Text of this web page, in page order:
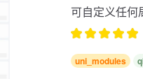
可自定义任何
uni_modules